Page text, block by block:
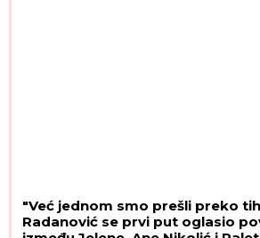
"Već jednom smo prešli preko
Radanović se prvi put oglasio